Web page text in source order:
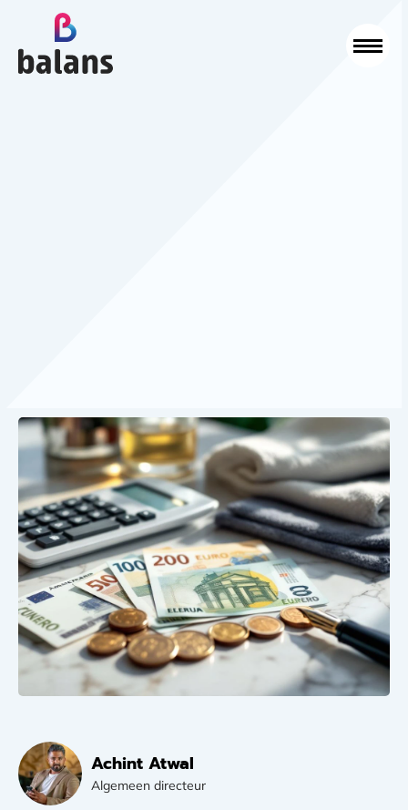
Achint Atwal
Algemeen directeur